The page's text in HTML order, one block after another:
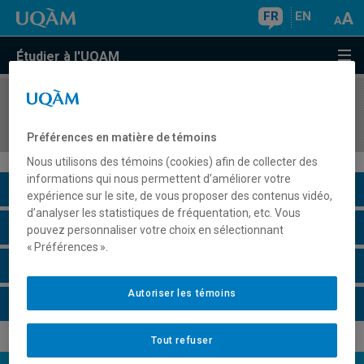
FR EN
Étudier à l'UQAM
COURS//
Description du cours
Horaire - Été 2026
Préférences en matière de témoins
Nous utilisons des témoins (cookies) afin de collecter des
informations qui nous permettent d’améliorer votre
expérience sur le site, de vous proposer des contenus vidéo,
d’analyser les statistiques de fréquentation, etc. Vous
pouvez personnaliser votre choix en sélectionnant
« Préférences ».
Tout refuser
Autoriser les témoins